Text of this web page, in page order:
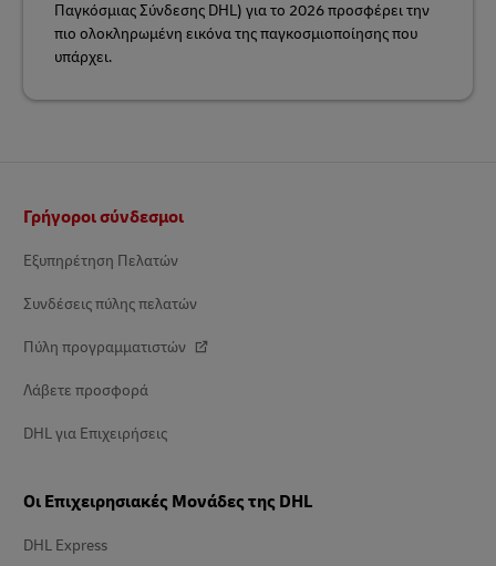
Παγκόσμιας Σύνδεσης DHL) για το 2026 προσφέρει την
πιο ολοκληρωμένη εικόνα της παγκοσμιοποίησης που
υπάρχει.
Γρήγοροι σύνδεσμοι
Εξυπηρέτηση Πελατών
Συνδέσεις πύλης πελατών
Πύλη προγραμματιστών
Λάβετε προσφορά
DHL για Επιχειρήσεις
Οι Επιχειρησιακές Μονάδες της DHL
DHL Express